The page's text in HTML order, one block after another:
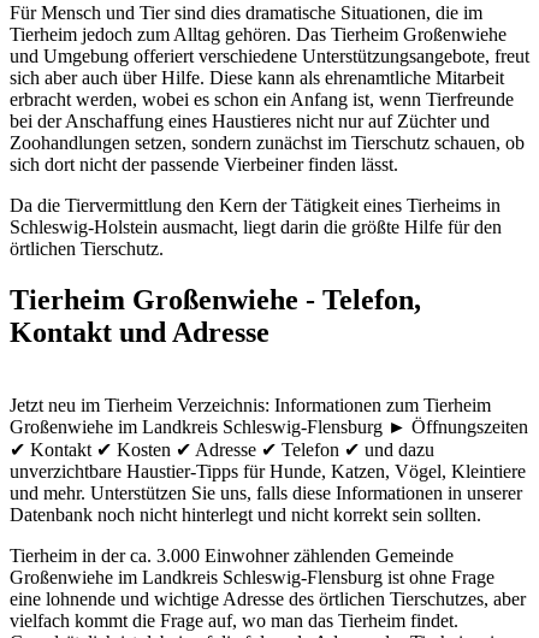
Für Mensch und Tier sind dies dramatische Situationen, die im
Tierheim jedoch zum Alltag gehören. Das Tierheim Großenwiehe
und Umgebung offeriert verschiedene Unterstützungsangebote, freut
sich aber auch über Hilfe. Diese kann als ehrenamtliche Mitarbeit
erbracht werden, wobei es schon ein Anfang ist, wenn Tierfreunde
bei der Anschaffung eines Haustieres nicht nur auf Züchter und
Zoohandlungen setzen, sondern zunächst im Tierschutz schauen, ob
sich dort nicht der passende Vierbeiner finden lässt.
Da die Tiervermittlung den Kern der Tätigkeit eines Tierheims in
Schleswig-Holstein ausmacht, liegt darin die größte Hilfe für den
örtlichen Tierschutz.
Tierheim Großenwiehe - Telefon,
Kontakt und Adresse
Jetzt neu im Tierheim Verzeichnis: Informationen zum Tierheim
Großenwiehe im Landkreis Schleswig-Flensburg ► Öffnungszeiten
✔ Kontakt ✔ Kosten ✔ Adresse ✔ Telefon ✔ und dazu
unverzichtbare Haustier-Tipps für Hunde, Katzen, Vögel, Kleintiere
und mehr. Unterstützen Sie uns, falls diese Informationen in unserer
Datenbank noch nicht hinterlegt und nicht korrekt sein sollten.
Tierheim in der ca. 3.000 Einwohner zählenden Gemeinde
Großenwiehe im Landkreis Schleswig-Flensburg ist ohne Frage
eine lohnende und wichtige Adresse des örtlichen Tierschutzes, aber
vielfach kommt die Frage auf, wo man das Tierheim findet.